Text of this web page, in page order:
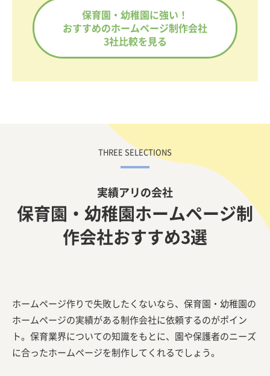
保育園・幼稚園に強い！
おすすめのホームページ制作会社
3社比較を見る
実績アリの会社
保育園・幼稚園ホームページ制
作会社おすすめ3選
ホームページ作りで失敗したくないなら、保育園・幼稚園の
ホームページの実績がある制作会社に依頼するのがポイン
ト。保育業界についての知識をもとに、園や保護者のニーズ
に合ったホームページを制作してくれるでしょう。